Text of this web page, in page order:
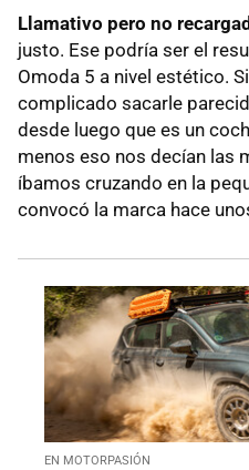
Llamativo pero no
justo. Ese podría ser el
Omoda 5 a nivel estético.
complicado sacarle
desde luego que es un
menos eso nos decían las
íbamos cruzando en la
convocó la marca hace
EN MOTORPASIÓN